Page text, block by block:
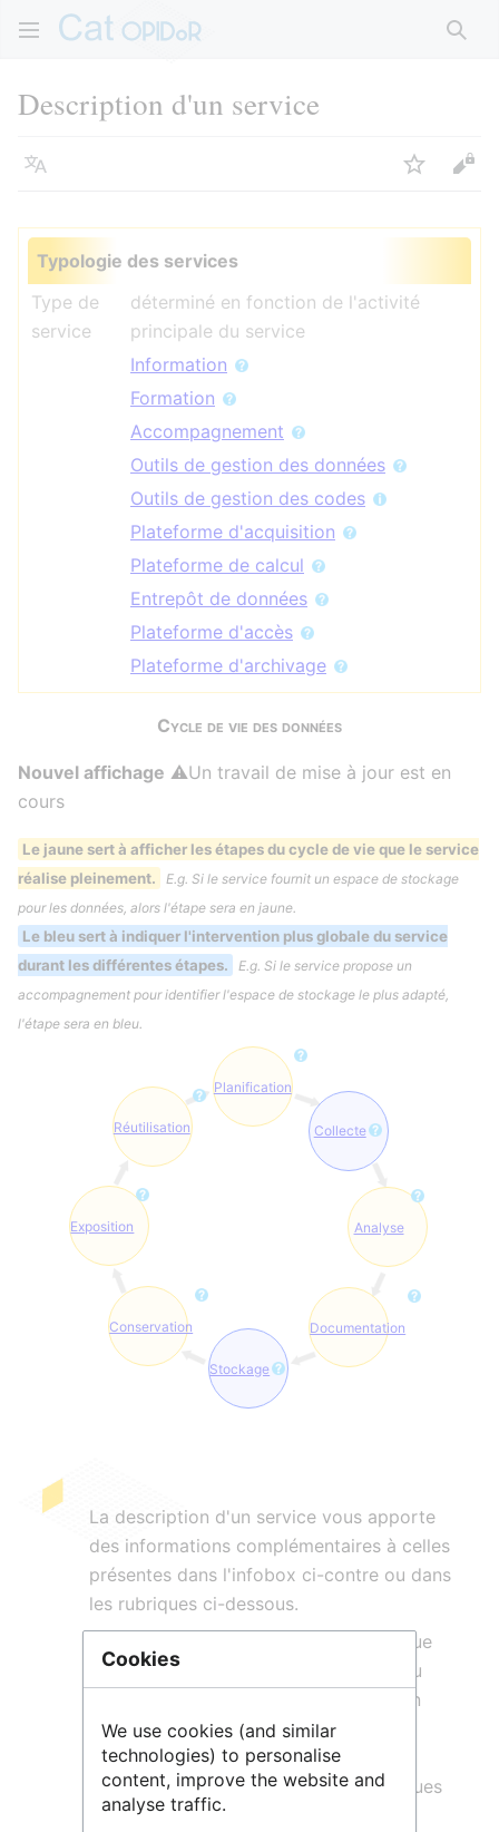
Description d'un service
Langue Suivre
Typologie des services
Type de
service
déterminé en fonction de l'activité
principale du service
Information
Formation
Accompagnement
Outils de gestion des données
Outils de gestion des codes
Plateforme d'acquisition
Plateforme de calcul
Entrepôt de données
Plateforme d'accès
Plateforme d'archivage
Cycle de vie des données
Nouvel affichage ⚠️Un travail de mise à jour est en
cours
Le jaune sert à afficher les étapes du cycle de vie que le service
réalise pleinement.
E.g. Si le service fournit un espace de stockage
pour les données, alors l'étape sera en jaune.
Le bleu sert à indiquer l'intervention plus globale du service
durant les différentes étapes.
E.g. Si le service propose un
accompagnement pour identifier l'espace de stockage le plus adapté,
l'étape sera en bleu.
Planification
Collecte
Analyse
Documentation
Stockage
Conservation
Exposition
Réutilisation
La description d'un service vous apporte
des informations complémentaires à celles
présentes dans l'infobox ci-contre ou dans
les rubriques ci-dessous.
Elle peut affiner le périmètre scientifique
concerné, les champs d'applications du
service mais elle doit surtout mettre en
exergue les ressources humaines et
techniques mises à la disposition des
chercheurs ainsi que les bonnes pratiques
de gestion des données appliquées ou
Cookies
We use cookies (and similar
technologies) to personalise
content, improve the website and
analyse traffic.